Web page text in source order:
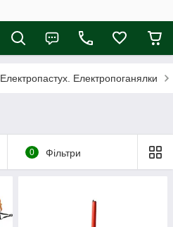
Електропастух. Електропоганялки
0 Фільтри